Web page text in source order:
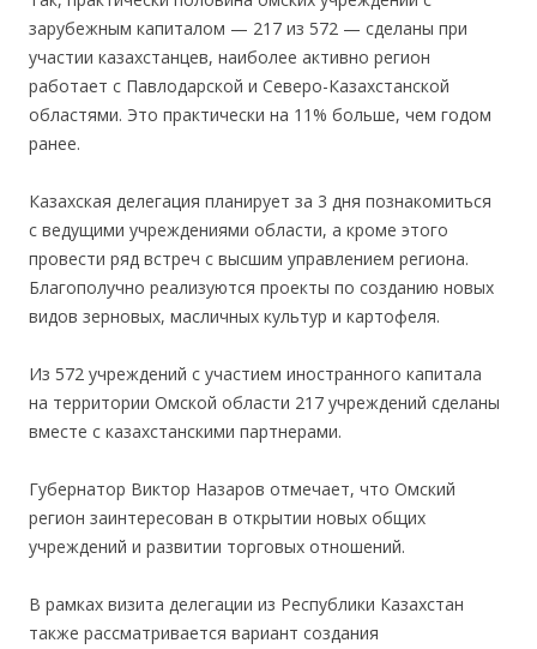
зарубежным капиталом — 217 из 572 — сделаны при
участии казахстанцев, наиболее активно регион
работает с Павлодарской и Северо-Казахстанской
областями. Это практически на 11% больше, чем годом
ранее.
Казахская делегация планирует за 3 дня познакомиться
с ведущими учреждениями области, а кроме этого
провести ряд встреч с высшим управлением региона.
Благополучно реализуются проекты по созданию новых
видов зерновых, масличных культур и картофеля.
Из 572 учреждений с участием иностранного капитала
на территории Омской области 217 учреждений сделаны
вместе с казахстанскими партнерами.
Губернатор Виктор Назаров отмечает, что Омский
регион заинтересован в открытии новых общих
учреждений и развитии торговых отношений.
В рамках визита делегации из Республики Казахстан
также рассматривается вариант создания